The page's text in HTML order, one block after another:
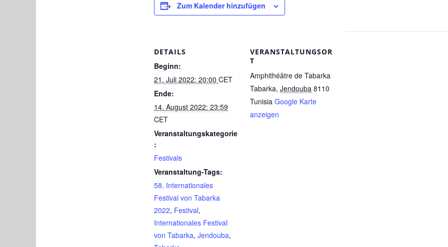
Zum Kalender hinzufügen
DETAILS
Beginn:
21. Juli 2022: 20:00 CET
Ende:
14. August 2022: 23:59
CET
Veranstaltungskategorie
:
Festivals
Veranstaltung-Tags:
58. Internationales
Festival von Tabarka
2022, Festival,
Internationales Festival
von Tabarka, Jendouba,
VERANSTALTUNGSOR
T
Amphithéâtre de Tabarka
Tabarka, Jendouba 8110
Tunisia Google Karte
anzeigen